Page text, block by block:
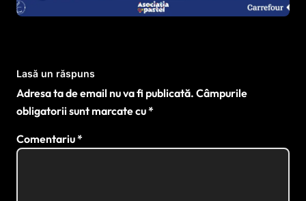
sportului paralimpic
Lasă un răspuns
Adresa ta de email nu va fi publicată. Câmpurile
obligatorii sunt marcate cu*
Comentariu*